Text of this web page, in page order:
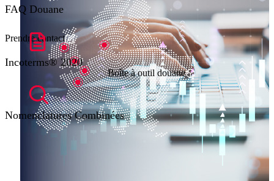
Prendre contact
Boîte à outil douane
FAQ Douane
Incoterms® 2020
Nomenclatures Combinées